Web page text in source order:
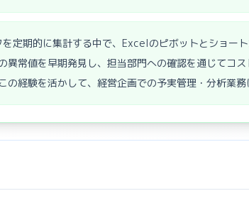
を定期的に集計する中で、Excelのピボットとショー
異常値を早期発見し、担当部門への確認を通じてコ
経験を活かして、経営企画での予実管理・分析業務